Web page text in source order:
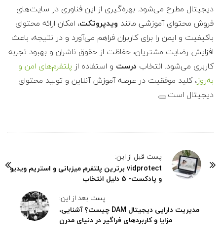
دیجیتال مطرح می‌شود. بهره‌گیری از این فناوری در سایت‌های
فروش محتوای آموزشی مانند ویدپروتکت، امکان ارائه محتوای
باکیفیت و ایمن را برای کاربران فراهم می‌آورد و در نتیجه، باعث
افزایش رضایت مشتریان، حفاظت از حقوق ناشران و بهبود تجربه
کاربری می‌شود. انتخاب درست و استفاده از پلتفرم‌های امن و
به‌روز، کلید موفقیت در عرصه آموزش آنلاین و تولید محتوای
دیجیتال است.
ش
پست قبل از این:
vidprotect برترین پلتفرم میزبانی و استریم ویدیو
و پادکست- 5 دلیل انتخاب
پست بعد از این:
مدیریت دارایی دیجیتال DAM چیست؟ آشنایی،
مزایا و کاربردهای فراگیر در دنیای مدرن